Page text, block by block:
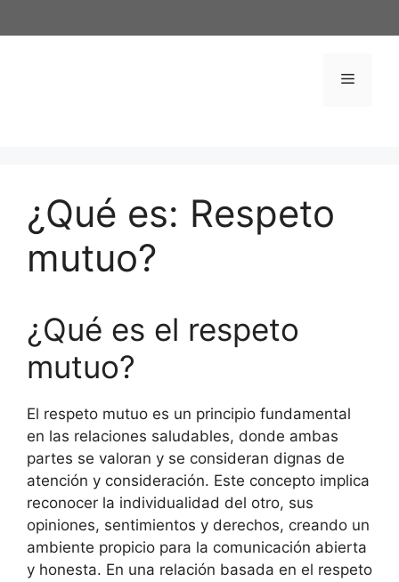
al
Menú
¿Qué es: Respeto
mutuo?
¿Qué es el respeto
mutuo?
El respeto mutuo es un principio fundamental
en las relaciones saludables, donde ambas
partes se valoran y se consideran dignas de
atención y consideración. Este concepto implica
reconocer la individualidad del otro, sus
opiniones, sentimientos y derechos, creando un
ambiente propicio para la comunicación abierta
y honesta. En una relación basada en el respeto